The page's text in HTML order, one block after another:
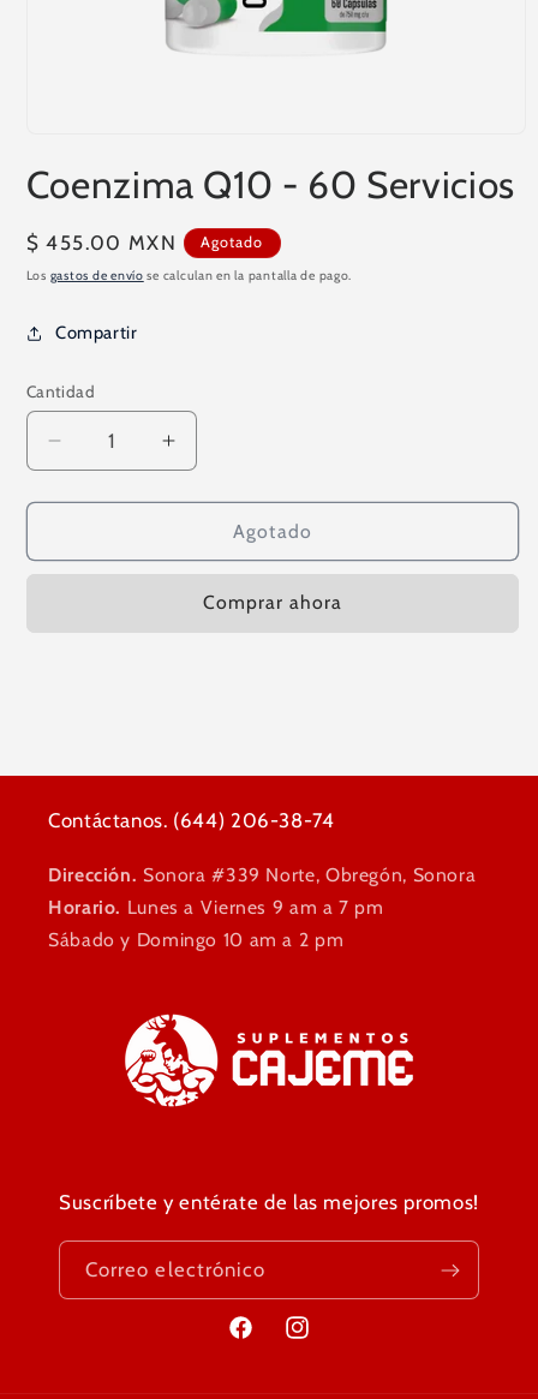
multimedia
1
una
ventana
modal
Coenzima Q10 - 60 Servicios
Precio
habitual
$ 455.00 MXN Agotado
Los gastos de envío se calculan en la pantalla de pago.
Compartir
Cantidad
Reducir
cantidad
para
Q10
Servicios
Aumentar
cantidad
para
Coenzima
Q10
Servicios
Agotado
Comprar ahora
Contáctanos. (644) 206-38-74
Dirección. Sonora #339 Norte, Obregón, Sonora
Horario. Lunes a Viernes 9 am a 7 pm
Sábado y Domingo 10 am a 2 pm
Suscríbete y entérate de las mejores promos!
Correo electrónico
FacebookInstagram